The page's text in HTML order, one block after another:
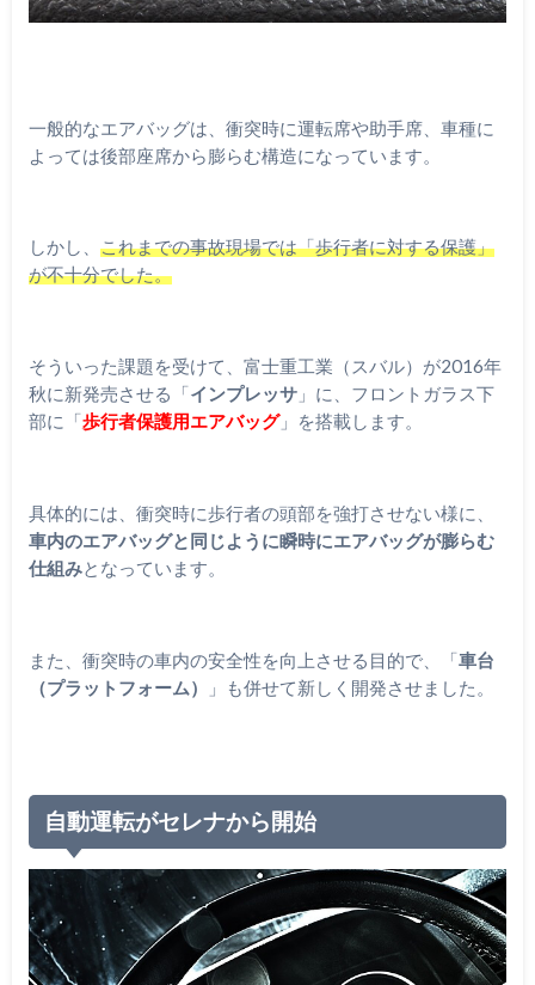
一般的なエアバッグは、衝突時に運転席や助手席、車種に
よっては後部座席から膨らむ構造になっています。
しかし、 これまでの事故現場では「歩行者に対する保護」
が不十分でした。
そういった課題を受けて、富士重工業（スバル）が2016年
秋に新発売させる「インプレッサ」に、フロントガラス下
部に「歩行者保護用エアバッグ」を搭載します。
具体的には、衝突時に歩行者の頭部を強打させない様に、
車内のエアバッグと同じように瞬時にエアバッグが膨らむ
仕組みとなっています。
また、衝突時の車内の安全性を向上させる目的で、「車台
（プラットフォーム）
」も併せて新しく開発させました。
自動運転がセレナから開始